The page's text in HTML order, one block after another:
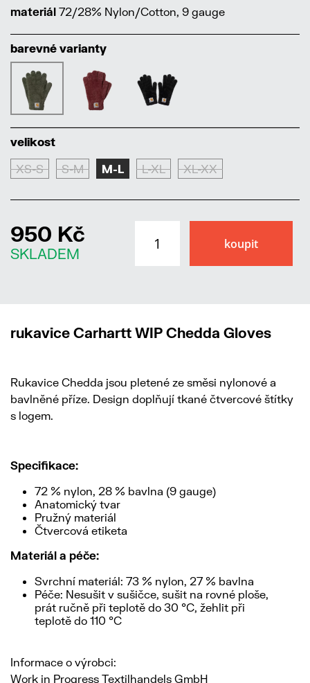
materiál 72/28% Nylon/Cotton, 9 gauge
barevné varianty
velikost
XS-S S-M M-L L-XL XL-XX
950 Kč
SKLADEM
rukavice Carhartt WIP Chedda Gloves
Rukavice Chedda jsou pletené ze směsi nylonové a
bavlněné příze. Design doplňují tkané čtvercové štítky
s logem.
Specifikace:
72 % nylon, 28 % bavlna (9 gauge)
Anatomický tvar
Pružný materiál
Čtvercová etiketa
Materiál a péče:
Svrchní materiál: 73 % nylon, 27 % bavlna
Péče: Nesušit v sušičce, sušit na rovné ploše,
prát ručně při teplotě do 30 °C, žehlit při
teplotě do 110 °C
Informace o výrobci:
Work in Progress Textilhandels GmbH